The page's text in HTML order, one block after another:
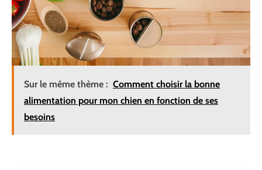
Sur le même thème : Comment choisir la bonne
alimentation pour mon chien en fonction de ses
besoins